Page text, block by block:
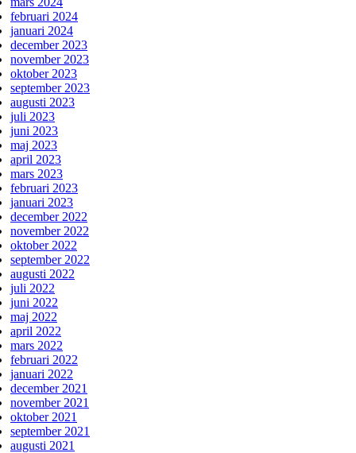
februari 2024
januari 2024
december 2023
november 2023
oktober 2023
september 2023
augusti 2023
juli 2023
juni 2023
maj 2023
april 2023
mars 2023
februari 2023
januari 2023
december 2022
november 2022
oktober 2022
september 2022
augusti 2022
juli 2022
juni 2022
maj 2022
april 2022
mars 2022
februari 2022
januari 2022
december 2021
november 2021
oktober 2021
september 2021
augusti 2021